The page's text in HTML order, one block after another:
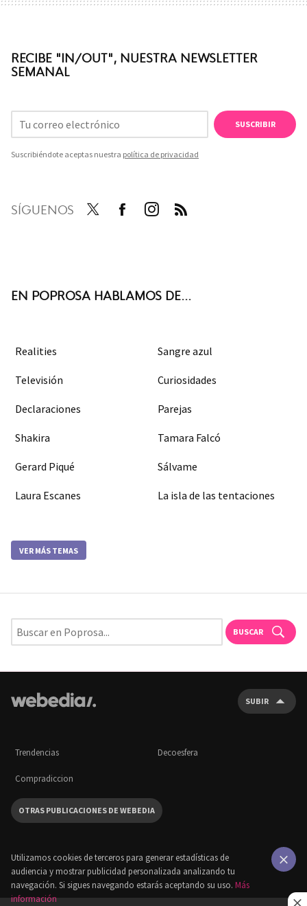
RECIBE "IN/OUT", NUESTRA NEWSLETTER
SEMANAL
SUSCRIBIR
Suscribiéndote aceptas nuestra política de privacidad
SÍGUENOS
EN POPROSA HABLAMOS DE...
Realities Sangre azul
Televisión Curiosidades
Declaraciones Parejas
Shakira Tamara Falcó
Gerard Piqué Sálvame
Laura Escanes La isla de las tentaciones
VER MÁS TEMAS
BUSCAR
SUBIR
Trendencias Decoesfera
Compradiccion
OTRAS PUBLICACIONES DE WEBEDIA
Utilizamos cookies de terceros para generar estadísticas de
audiencia y mostrar publicidad personalizada analizando tu
navegación. Si sigues navegando estarás aceptando su uso. Más
información